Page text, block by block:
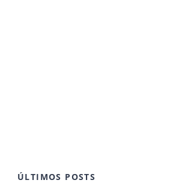
ÚLTIMOS POSTS